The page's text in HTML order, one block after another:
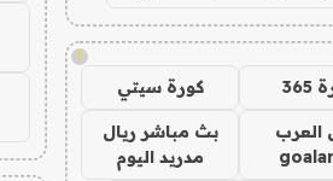
!
365 كورة سيتي
العرب
بث مباشر ريال
مدريد اليوم